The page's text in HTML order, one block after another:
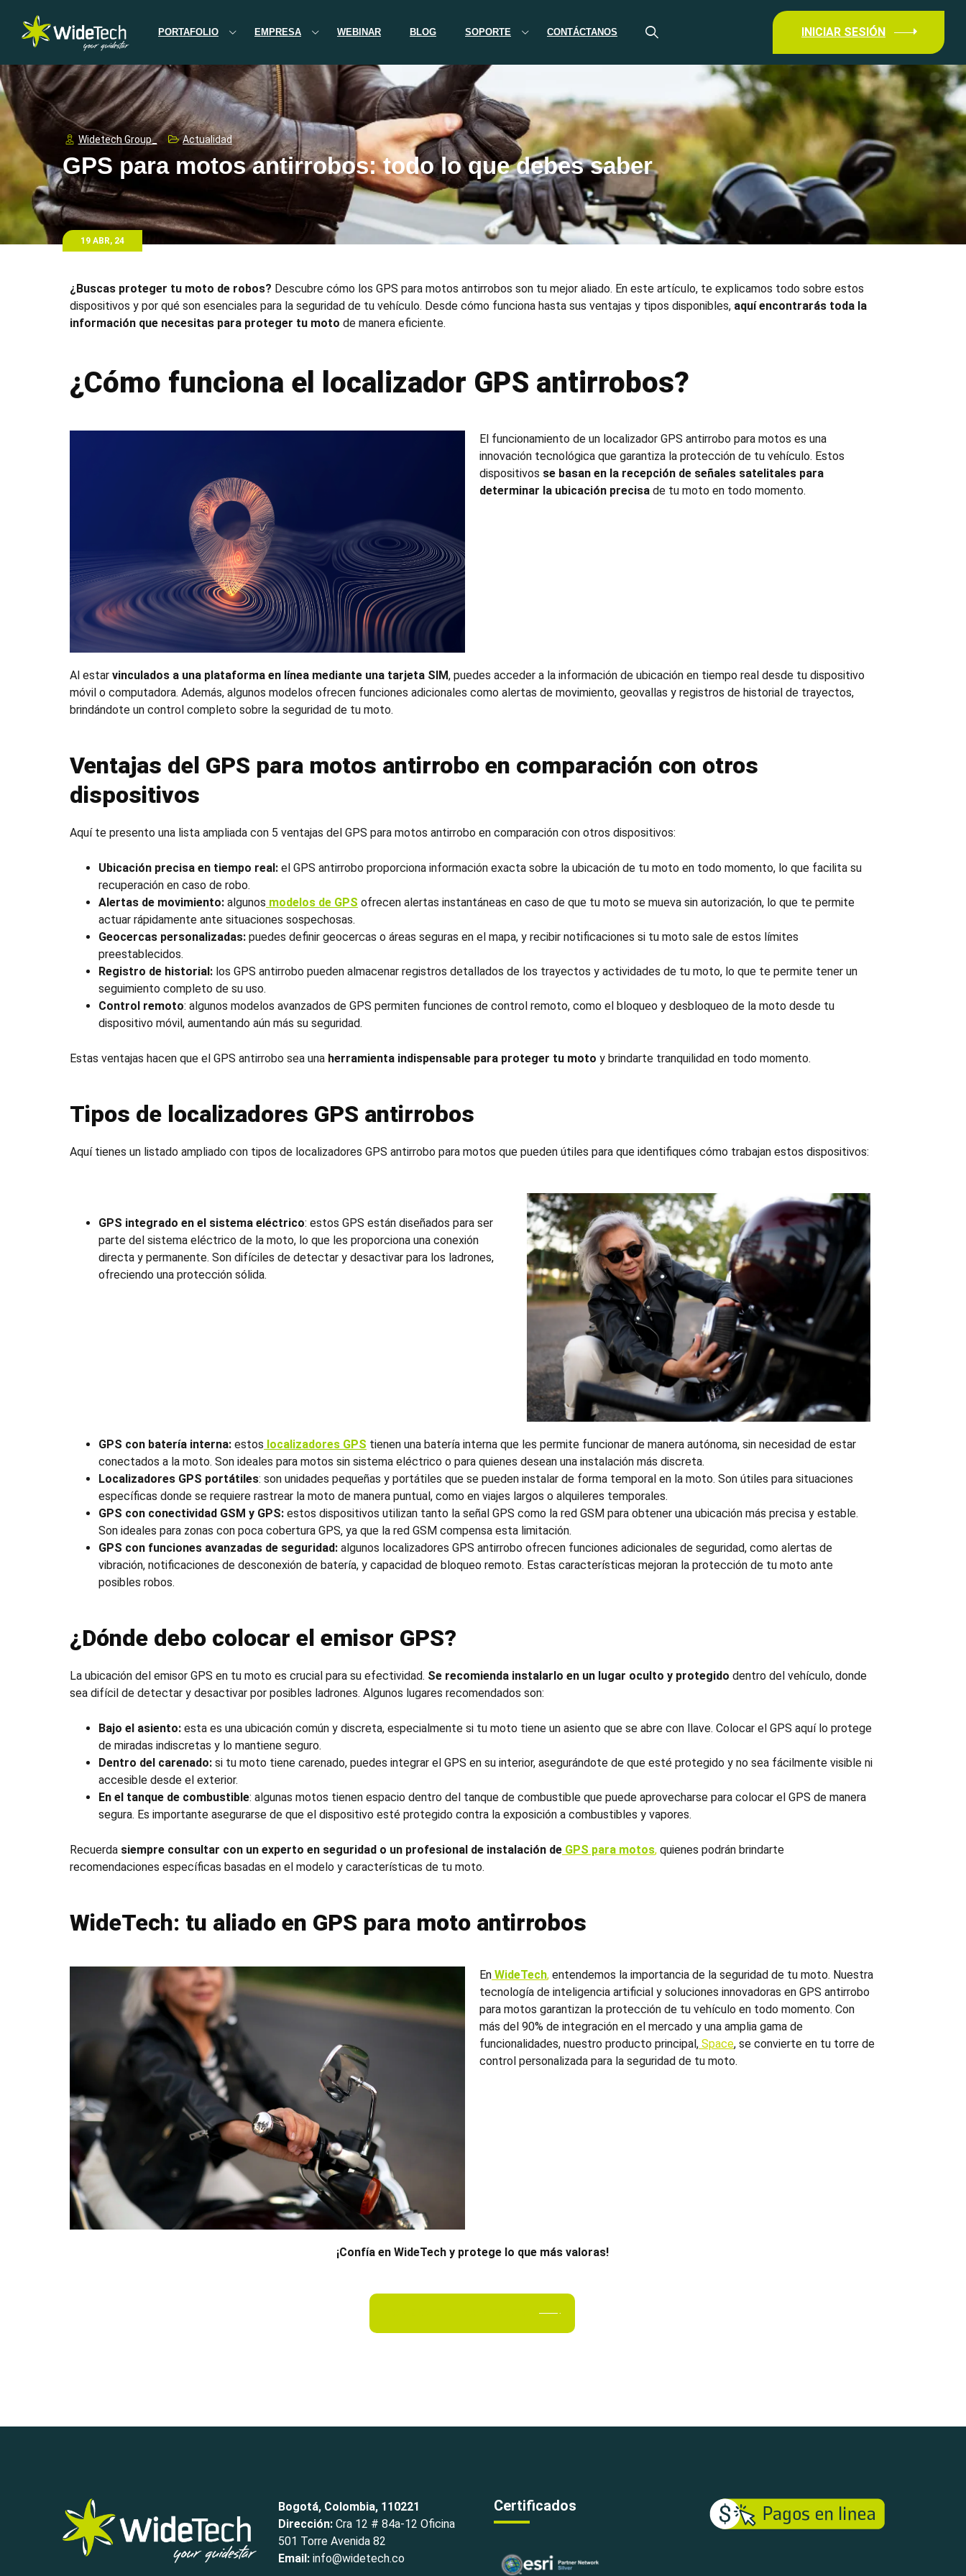
PORTAFOLIO EMPRESA WEBINAR BLOG SOPORTE CONTÁCTANOS INICIAR SESIÓN
Widetech Group_ Actualidad
GPS para motos antirrobos: todo lo que debes saber
19 ABR, 24
¿Buscas proteger tu moto de robos? Descubre cómo los GPS para motos antirrobos son tu mejor aliado. En este artículo, te explicamos todo sobre estos
dispositivos y por qué son esenciales para la seguridad de tu vehículo. Desde cómo funciona hasta sus ventajas y tipos disponibles, aquí encontrarás toda la
información que necesitas para proteger tu moto de manera eficiente.
¿Cómo funciona el localizador GPS antirrobos?
El funcionamiento de un localizador GPS antirrobo para motos es una
innovación tecnológica que garantiza la protección de tu vehículo. Estos
dispositivos se basan en la recepción de señales satelitales para
determinar la ubicación precisa de tu moto en todo momento.
Al estar vinculados a una plataforma en línea mediante una tarjeta SIM, puedes acceder a la información de ubicación en tiempo real desde tu dispositivo
móvil o computadora. Además, algunos modelos ofrecen funciones adicionales como alertas de movimiento, geovallas y registros de historial de trayectos,
brindándote un control completo sobre la seguridad de tu moto.
Ventajas del GPS para motos antirrobo en comparación con otros
dispositivos
Aquí te presento una lista ampliada con 5 ventajas del GPS para motos antirrobo en comparación con otros dispositivos:
Ubicación precisa en tiempo real: el GPS antirrobo proporciona información exacta sobre la ubicación de tu moto en todo momento, lo que facilita su
recuperación en caso de robo.
Alertas de movimiento: algunos modelos de GPS ofrecen alertas instantáneas en caso de que tu moto se mueva sin autorización, lo que te permite
actuar rápidamente ante situaciones sospechosas.
Geocercas personalizadas: puedes definir geocercas o áreas seguras en el mapa, y recibir notificaciones si tu moto sale de estos límites
preestablecidos.
Registro de historial: los GPS antirrobo pueden almacenar registros detallados de los trayectos y actividades de tu moto, lo que te permite tener un
seguimiento completo de su uso.
Control remoto: algunos modelos avanzados de GPS permiten funciones de control remoto, como el bloqueo y desbloqueo de la moto desde tu
dispositivo móvil, aumentando aún más su seguridad.
Estas ventajas hacen que el GPS antirrobo sea una herramienta indispensable para proteger tu moto y brindarte tranquilidad en todo momento.
Tipos de localizadores GPS antirrobos
Aquí tienes un listado ampliado con tipos de localizadores GPS antirrobo para motos que pueden útiles para que identifiques cómo trabajan estos dispositivos:
GPS integrado en el sistema eléctrico: estos GPS están diseñados para ser
parte del sistema eléctrico de la moto, lo que les proporciona una conexión
directa y permanente. Son difíciles de detectar y desactivar para los ladrones,
ofreciendo una protección sólida.
GPS con batería interna: estos localizadores GPS tienen una batería interna que les permite funcionar de manera autónoma, sin necesidad de estar
conectados a la moto. Son ideales para motos sin sistema eléctrico o para quienes desean una instalación más discreta.
Localizadores GPS portátiles: son unidades pequeñas y portátiles que se pueden instalar de forma temporal en la moto. Son útiles para situaciones
específicas donde se requiere rastrear la moto de manera puntual, como en viajes largos o alquileres temporales.
GPS con conectividad GSM y GPS: estos dispositivos utilizan tanto la señal GPS como la red GSM para obtener una ubicación más precisa y estable.
Son ideales para zonas con poca cobertura GPS, ya que la red GSM compensa esta limitación.
GPS con funciones avanzadas de seguridad: algunos localizadores GPS antirrobo ofrecen funciones adicionales de seguridad, como alertas de
vibración, notificaciones de desconexión de batería, y capacidad de bloqueo remoto. Estas características mejoran la protección de tu moto ante
posibles robos.
¿Dónde debo colocar el emisor GPS?
La ubicación del emisor GPS en tu moto es crucial para su efectividad. Se recomienda instalarlo en un lugar oculto y protegido dentro del vehículo, donde
sea difícil de detectar y desactivar por posibles ladrones. Algunos lugares recomendados son:
Bajo el asiento: esta es una ubicación común y discreta, especialmente si tu moto tiene un asiento que se abre con llave. Colocar el GPS aquí lo protege
de miradas indiscretas y lo mantiene seguro.
Dentro del carenado: si tu moto tiene carenado, puedes integrar el GPS en su interior, asegurándote de que esté protegido y no sea fácilmente visible ni
accesible desde el exterior.
En el tanque de combustible: algunas motos tienen espacio dentro del tanque de combustible que puede aprovecharse para colocar el GPS de manera
segura. Es importante asegurarse de que el dispositivo esté protegido contra la exposición a combustibles y vapores.
Recuerda siempre consultar con un experto en seguridad o un profesional de instalación de GPS para motos, quienes podrán brindarte
recomendaciones específicas basadas en el modelo y características de tu moto.
WideTech: tu aliado en GPS para moto antirrobos
En WideTech, entendemos la importancia de la seguridad de tu moto. Nuestra
tecnología de inteligencia artificial y soluciones innovadoras en GPS antirrobo
para motos garantizan la protección de tu vehículo en todo momento. Con
más del 90% de integración en el mercado y una amplia gama de
funcionalidades, nuestro producto principal, Space, se convierte en tu torre de
control personalizada para la seguridad de tu moto.
¡Confía en WideTech y protege lo que más valoras!
Bogotá, Colombia, 110221
Dirección: Cra 12 # 84a-12 Oficina
501 Torre Avenida 82
Email: info@widetech.co
Certificados